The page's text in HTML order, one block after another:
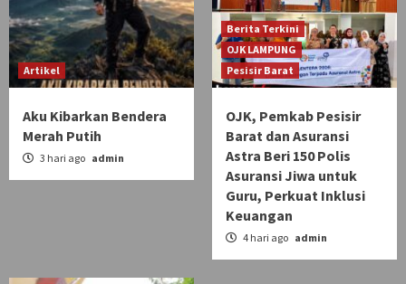
Artikel
Aku Kibarkan Bendera
Merah Putih
3 hari ago admin
Berita Terkini
OJK LAMPUNG
Pesisir Barat
OJK, Pemkab Pesisir
Barat dan Asuransi
Astra Beri 150 Polis
Asuransi Jiwa untuk
Guru, Perkuat Inklusi
Keuangan
4 hari ago admin